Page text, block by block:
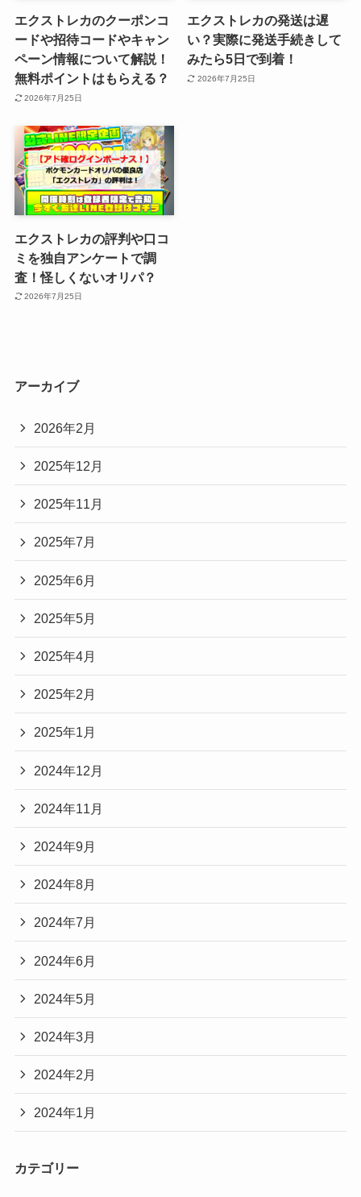
エクストレカのクーポンコ
ードや招待コードやキャン
ペーン情報について解説！
無料ポイントはもらえる？
2026年7月25日
エクストレカの発送は遅
い？実際に発送手続きして
みたら5日で到着！
2026年7月25日
エクストレカの評判や口コ
ミを独自アンケートで調
査！怪しくないオリパ？
2026年7月25日
アーカイブ
2026年2月
2025年12月
2025年11月
2025年7月
2025年6月
2025年5月
2025年4月
2025年2月
2025年1月
2024年12月
2024年11月
2024年9月
2024年8月
2024年7月
2024年6月
2024年5月
2024年3月
2024年2月
2024年1月
カテゴリー